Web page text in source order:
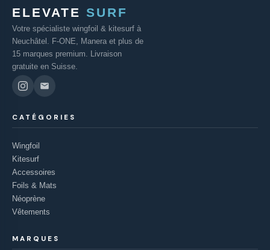
ELEVATE SURF
Votre spécialiste wingfoil & kitesurf à
Neuchâtel. F-ONE, Manera et plus de
15 marques premium. Livraison
gratuite en Suisse.
CATÉGORIES
Wingfoil
Kitesurf
Accessoires
Foils & Mats
Néoprène
Vêtements
MARQUES